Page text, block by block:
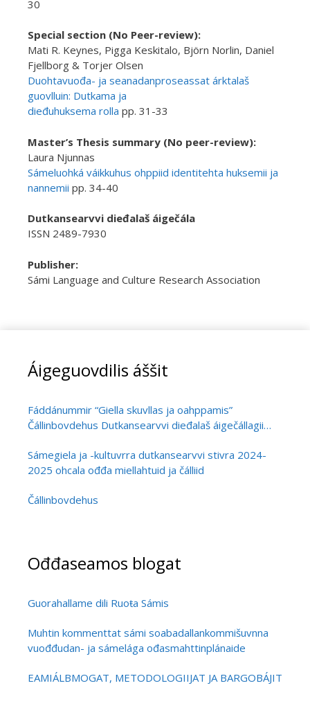
30
Special section (No Peer-review):
Mati R. Keynes, Pigga Keskitalo, Björn Norlin, Daniel
Fjellborg & Torjer Olsen
Duohtavuođa- ja seanadanproseassat árktalaš
guovlluin: Dutkama ja
dieđuhuksema rolla pp. 31-33
Master’s Thesis summary (No peer-review):
Laura Njunnas
Sámeluohká váikkuhus ohppiid identitehta huksemii ja
nannemii pp. 34-40
Dutkansearvvi dieđalaš áigečála
ISSN 2489-7930
Publisher:
Sámi Language and Culture Research Association
Áigeguovdilis áššit
Fáddánummir “Giella skuvllas ja oahppamis”
Čállinbovdehus Dutkansearvvi dieđalaš áigečállagii
giellaoahpahusa dutkamis
Sámegiela ja -kultuvrra dutkansearvvi stivra 2024-
2025 ohcala ođđa miellahtuid ja čálliid
Čállinbovdehus
Ođđaseamos blogat
Guorahallame dili Ruoŧa Sámis
Muhtin kommenttat sámi soabadallankommišuvnna
vuođđudan- ja sámelága ođasmahttinplánaide
EAMIÁLBMOGAT, METODOLOGIIJAT JA BARGOBÁJIT